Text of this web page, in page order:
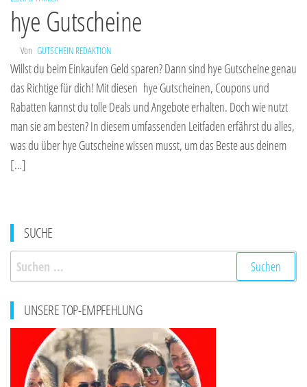
hye Gutscheine
Von GUTSCHEIN REDAKTION
Willst du beim Einkaufen Geld sparen? Dann sind hye Gutscheine genau
das Richtige für dich! Mit diesen hye Gutscheinen, Coupons und
Rabatten kannst du tolle Deals und Angebote erhalten. Doch wie nutzt
man sie am besten? In diesem umfassenden Leitfaden erfährst du alles,
was du über hye Gutscheine wissen musst, um das Beste aus deinem
[…]
SUCHE
Suchen
nach:
UNSERE TOP-EMPFEHLUNG